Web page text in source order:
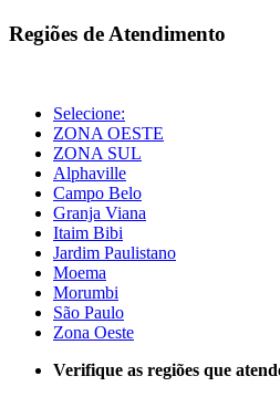
Regiões de Atendimento
Selecione:
ZONA OESTE
ZONA SUL
Alphaville
Campo Belo
Granja Viana
Itaim Bibi
Jardim Paulistano
Moema
Morumbi
São Paulo
Zona Oeste
Verifique as regiões que